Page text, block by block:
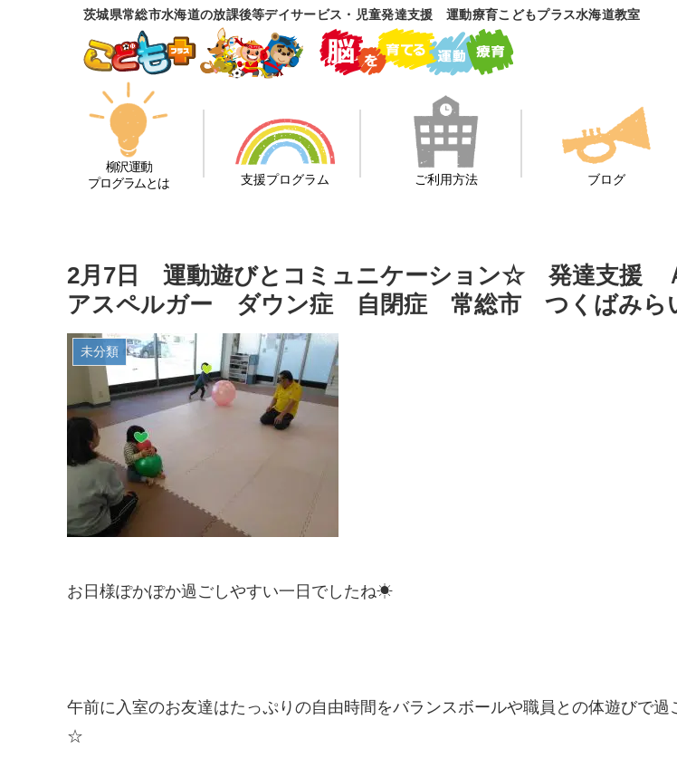
茨城県常総市水海道の放課後等デイサービス・児童発達支援 運動療育こどもプラス水海道教室
柳沢運動
プログラムとは
支援プログラム ご利用方法 ブログ
2月7日 運動遊びとコミュニケーション☆ 発達支援
アスペルガー ダウン症 自閉症 常総市 つくばみら
未分類
お日様ぽかぽか過ごしやすい一日でしたね☀
午前に入室のお友達はたっぷりの自由時間をバランスボールや職員との体遊びで過
☆